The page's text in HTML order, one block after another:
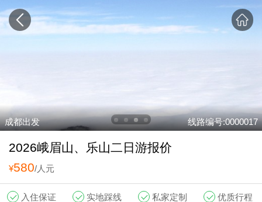
成都出发 线路编号:0000017
2026峨眉山、乐山二日游报价
¥580/人元
入住保证 实地踩线 私家定制 优质行程